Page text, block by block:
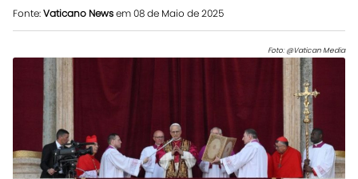
Fonte:Vaticano Newsem 08 de Maio de 2025
Foto: @Vatican Media